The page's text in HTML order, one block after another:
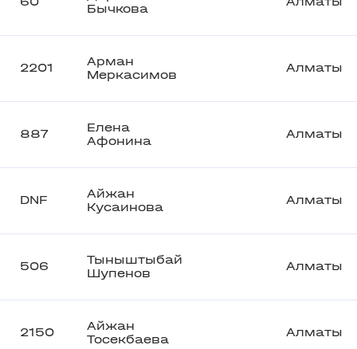
Бычкова
2201
Арман
Меркасимов
Алматы
887
Елена
Афонина
Алматы
DNF
Айжан
Кусаинова
Алматы
506
Тыныштыбай
Шупенов
Алматы
2150
Айжан
Тосекбаева
Алматы